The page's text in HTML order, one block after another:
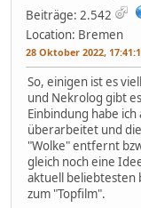
Beiträge: 2.542
Location: Bremen
28 Oktober 2022,
So, einigen ist es
und Nekrolog gibt
Einbindung habe
überarbeitet und
"Wolke" entfernt
gleich noch eine
aktuell beliebtesten
zum "Topfilm".